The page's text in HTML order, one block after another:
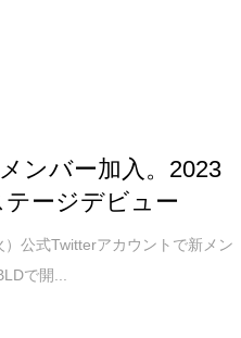
ンバー加入。2023
ージデビュー
公式Twitterアカウントで新メン
で開...